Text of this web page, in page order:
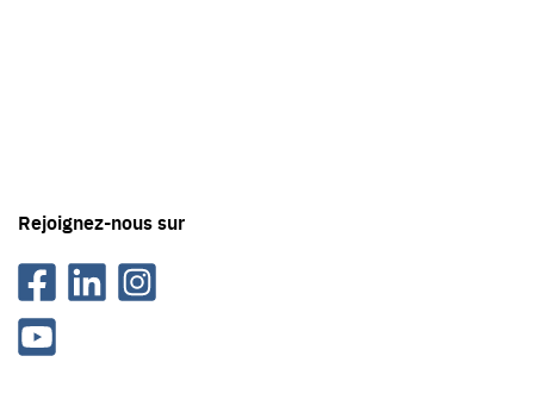
Rejoignez-nous sur
FacebookLinkedinInstagram
Youtube